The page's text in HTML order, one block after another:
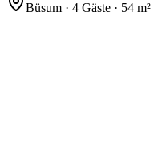
Büsum · 4 Gäste · 54 m²